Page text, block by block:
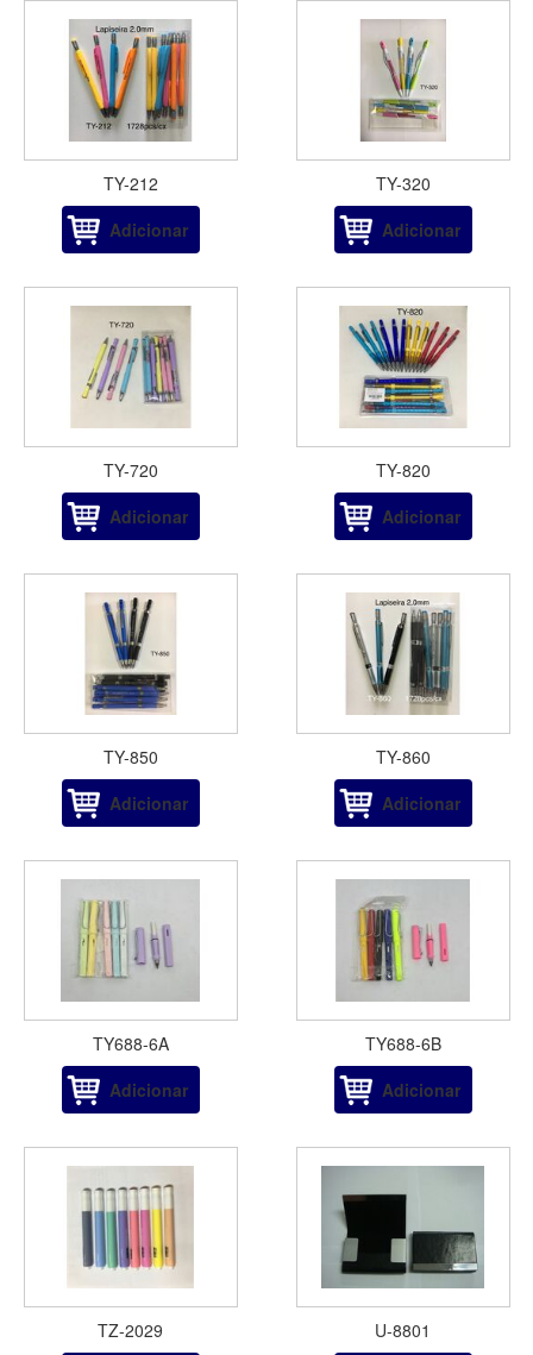
TY-212
Adicionar
TY-320
Adicionar
TY-720
Adicionar
TY-820
Adicionar
TY-850
Adicionar
TY-860
Adicionar
TY688-6A
Adicionar
TY688-6B
Adicionar
TZ-2029
U-8801